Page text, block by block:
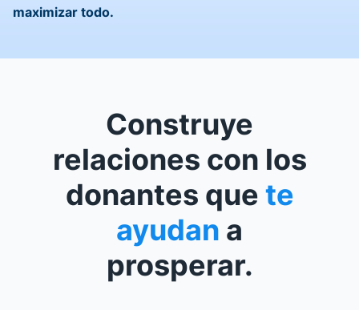
maximizar todo.
Construye
relaciones con los
donantes que te
ayudan a
prosperar.